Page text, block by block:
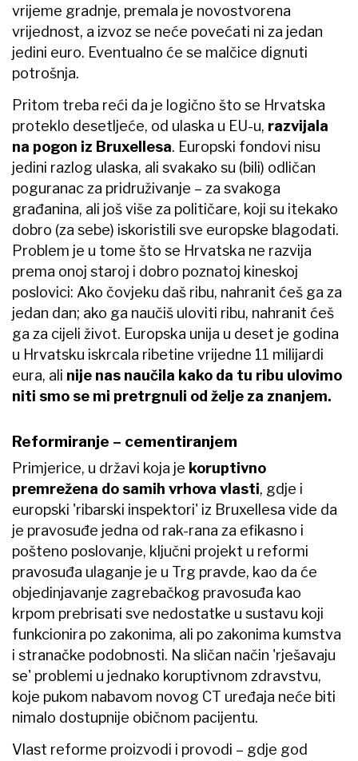
vrijeme gradnje, premala je novostvorena
vrijednost, a izvoz se neće povećati ni za jedan
jedini euro. Eventualno će se malčice dignuti
potrošnja.
Pritom treba reći da je logično što se Hrvatska
proteklo desetljeće, od ulaska u EU-u, razvijala
na pogon iz Bruxellesa. Europski fondovi nisu
jedini razlog ulaska, ali svakako su (bili) odličan
poguranac za pridruživanje – za svakoga
građanina, ali još više za političare, koji su itekako
dobro (za sebe) iskoristili sve europske blagodati.
Problem je u tome što se Hrvatska ne razvija
prema onoj staroj i dobro poznatoj kineskoj
poslovici: Ako čovjeku daš ribu, nahranit ćeš ga za
jedan dan; ako ga naučiš uloviti ribu, nahranit ćeš
ga za cijeli život. Europska unija u deset je godina
u Hrvatsku iskrcala ribetine vrijedne 11 milijardi
eura, ali nije nas naučila kako da tu ribu ulovimo
niti smo se mi pretrgnuli od želje za znanjem.
Reformiranje – cementiranjem
Primjerice, u državi koja je koruptivno
premrežena do samih vrhova vlasti, gdje i
europski 'ribarski inspektori' iz Bruxellesa vide da
je pravosuđe jedna od rak-rana za efikasno i
pošteno poslovanje, ključni projekt u reformi
pravosuđa ulaganje je u Trg pravde, kao da će
objedinjavanje zagrebačkog pravosuđa kao
krpom prebrisati sve nedostatke u sustavu koji
funkcionira po zakonima, ali po zakonima kumstva
i stranačke podobnosti. Na sličan način 'rješavaju
se' problemi u jednako koruptivnom zdravstvu,
koje pukom nabavom novog CT uređaja neće biti
nimalo dostupnije običnom pacijentu.
Vlast reforme proizvodi i provodi – gdje god